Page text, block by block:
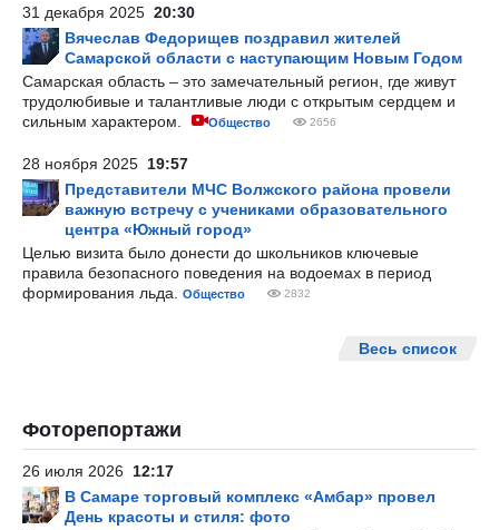
31 декабря 2025 20:30
Вячеслав Федорищев поздравил жителей
Самарской области с наступающим Новым Годом
Самарская область – это замечательный регион, где живут
трудолюбивые и талантливые люди с открытым сердцем и
сильным характером.
Общество 2656
28 ноября 2025 19:57
Представители МЧС Волжского района провели
важную встречу с учениками образовательного
центра «Южный город»
Целью визита было донести до школьников ключевые
правила безопасного поведения на водоемах в период
формирования льда.
Общество 2832
Весь список
Фоторепортажи
26 июля 2026 12:17
В Самаре торговый комплекс «Амбар» провел
День красоты и стиля: фото